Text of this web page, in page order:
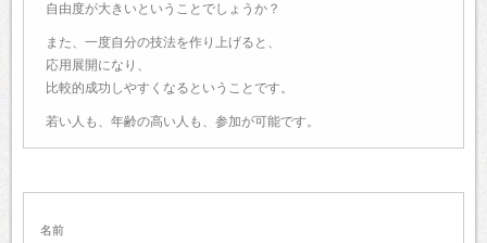
自由度が大きいということでしょうか？
また、一度自分の技法を作り上げると、
応用展開になり、
比較的成功しやすくなるということです。
若い人も、年齢の高い人も、参加が可能です。
名前